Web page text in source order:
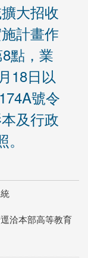
大招收
計畫作
點，業
18日以
號令
及行政
洽本部高等教育